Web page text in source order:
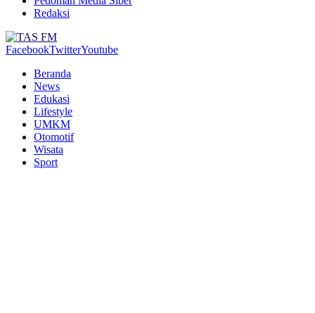
Redaksi
FacebookTwitterYoutube
Beranda
News
Edukasi
Lifestyle
UMKM
Otomotif
Wisata
Sport